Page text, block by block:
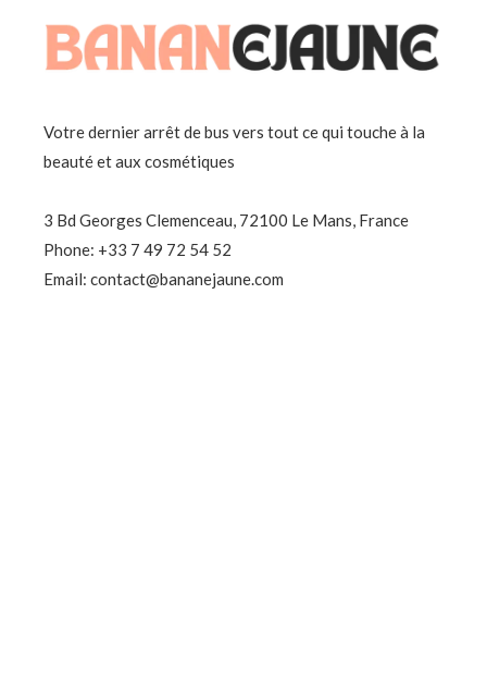
Votre dernier arrêt de bus vers tout ce qui touche à la
beauté et aux cosmétiques
3 Bd Georges Clemenceau, 72100 Le Mans, France
Phone: +33 7 49 72 54 52
Email: contact@bananejaune.com